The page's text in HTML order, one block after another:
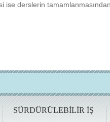
ise derslerin
SÜRDÜRÜLEBİLİR İŞ